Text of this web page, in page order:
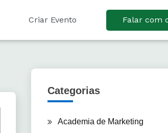
Criar Evento Falar com
Categorias
Academia de Marketing